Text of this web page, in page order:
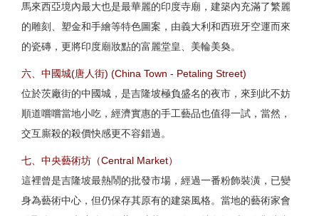
馬來西亞境內最大也是最華麗的印度寺廟，建築內充滿了繁麗
的雕刻、塑金和手繪等特色圖案，由義大利和西班牙空運而來
的瓷磚，更將印度廟妝點的富麗堂皇、美輪美奐。
六、中國城(唐人街) (China Town - Petaling Street)
位於茨廠街的中國城，是吉隆坡極負盛名的夜市，來到此不妨
順道嚐嚐當地小吃，經濟實惠的手工藝品也值得一試，當然，
交互廝殺的殺價快感更不容錯過。
七、中央藝術坊（Central Market）
這裡曾是吉隆坡最熱鬧的批發市場，經過一番粉飾裝潢，已變
身為藝術中心，但仍保存其原有的建築風格。當地的藝術家會